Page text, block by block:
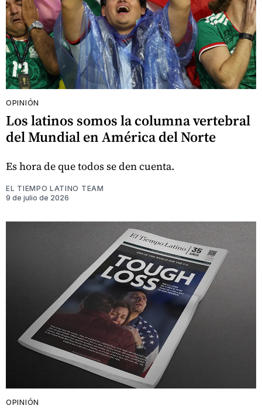
OPINIÓN
Los latinos somos la columna vertebral
del Mundial en América del Norte
Es hora de que todos se den cuenta.
EL TIEMPO LATINO TEAM
9 de julio de 2026
OPINIÓN